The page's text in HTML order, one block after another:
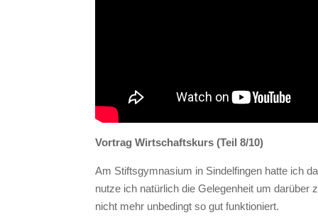
Vortrag Wirtschaftskurs (Teil 8/10)
Am Stiftsgymnasium in Sindelfingen hatte ich
nutze ich natürlich die Gelegenheit um darüber
nicht mehr unbedingt so gut funktioniert.